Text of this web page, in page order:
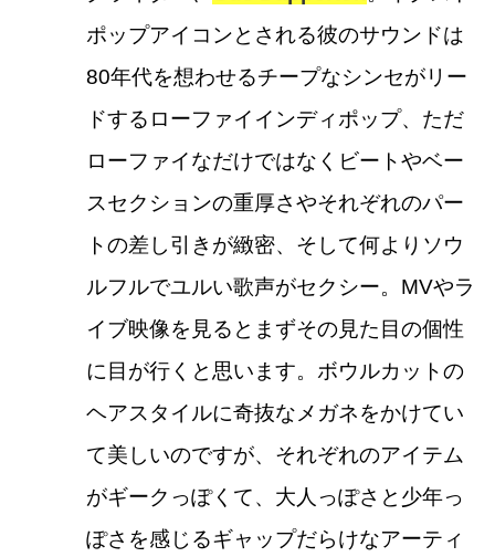
ポップアイコンとされる彼のサウンドは
80年代を想わせるチープなシンセがリー
ドするローファイインディポップ、ただ
ローファイなだけではなくビートやベー
スセクションの重厚さやそれぞれのパー
トの差し引きが緻密、そして何よりソウ
ルフルでユルい歌声がセクシー。MVやラ
イブ映像を見るとまずその見た目の個性
に目が行くと思います。ボウルカットの
ヘアスタイルに奇抜なメガネをかけてい
て美しいのですが、それぞれのアイテム
がギークっぽくて、大人っぽさと少年っ
ぽさを感じるギャップだらけなアーティ